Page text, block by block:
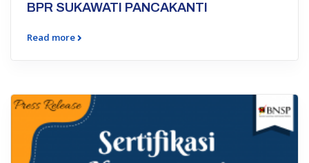
BPR SUKAWATI PANCAKANTI
Read more